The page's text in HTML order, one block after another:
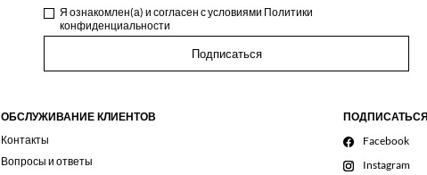
Я ознакомлен(а) и согласен с условиями Политики
конфиденциальности
Подписаться
ОБСЛУЖИВАНИЕ КЛИЕНТОВ
Контакты
Вопросы и ответы
ПОДПИСАТЬСЯ
Facebook
Instagram